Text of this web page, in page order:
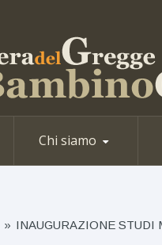
Chi siamo
» INAUGURAZIONE STUDI